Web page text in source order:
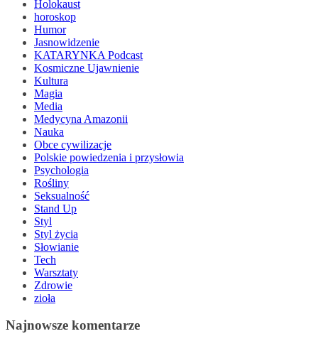
Holokaust
horoskop
Humor
Jasnowidzenie
KATARYNKA Podcast
Kosmiczne Ujawnienie
Kultura
Magia
Media
Medycyna Amazonii
Nauka
Obce cywilizacje
Polskie powiedzenia i przysłowia
Psychologia
Rośliny
Seksualność
Stand Up
Styl
Styl życia
Słowianie
Tech
Warsztaty
Zdrowie
zioła
Najnowsze komentarze